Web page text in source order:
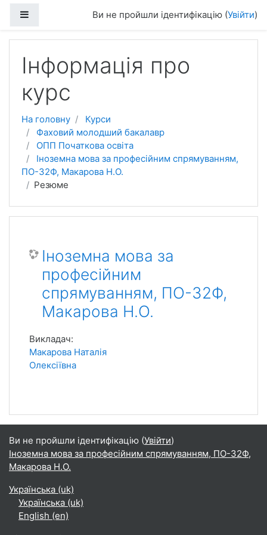
Ви не пройшли ідентифікацію (Увійти)
Інформація про
курс
На головну
Курси
Фаховий молодший бакалавр
ОПП Початкова освіта
Іноземна мова за професійним спрямуванням,
ПО-32Ф, Макарова Н.О.
Резюме
Іноземна мова за
професійним
спрямуванням, ПО-32Ф,
Макарова Н.О.
Викладач:
Макарова Наталія
Олексіївна
Ви не пройшли ідентифікацію (Увійти)
Іноземна мова за професійним спрямуванням, ПО-32Ф,
Макарова Н.О.
Українська ‎(uk)‎
Українська ‎(uk)‎
English ‎(en)‎